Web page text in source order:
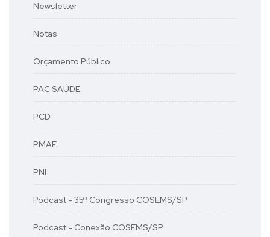
Newsletter
Notas
Orçamento Público
PAC SAÚDE
PCD
PMAE
PNI
Podcast - 35º Congresso COSEMS/SP
Podcast - Conexão COSEMS/SP